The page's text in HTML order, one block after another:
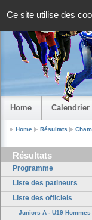
Ce site utilise des
Home Calendrier
Home Résultats
Résultats
Programme
Liste des patineurs
Liste des officiels
Juniors A - U19 Hommes